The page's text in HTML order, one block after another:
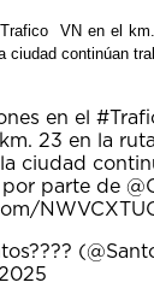
VN en el
ciudad continúan
en el
23 en la
ciudad
parte de